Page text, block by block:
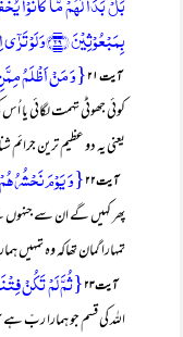
بِمَبۡعُوۡثِیۡنَ ﴿۲۹﴾وَ لَوۡ تَرٰۤی اِذۡ وُقِفُوۡا عَلٰی رَبِّہِمۡ ؕ قَالَ اَلَیۡسَ ہٰذَا بِالۡحَقِّ ؕ قَالُوۡا بَلٰی وَ رَبِّنَا ؕ قَالَ فَذُوۡقُوا الۡعَذَابَ بِمَا کُنۡتُمۡ تَکۡفُرُوۡنَ ﴿٪۳۰﴾}
آیت ۲۱ {وَ مَنۡ اَظۡلَمُ مِمَّنِ
کوئی جھوٹی تہمت لگائی یا اُس
یعنی یہ دو عظیم ترین جرائم
آیت ۲۲ {وَ یَوۡمَ نَحۡشُرُہُمۡ
پھر کہیں گے ان سے جنہوں
تمہارا گمان تھاکہ وہ
آیت ۲۳ {ثُمَّ لَمۡ تَکُنۡ
اللہ کی قسم جو ہمارا ربّ